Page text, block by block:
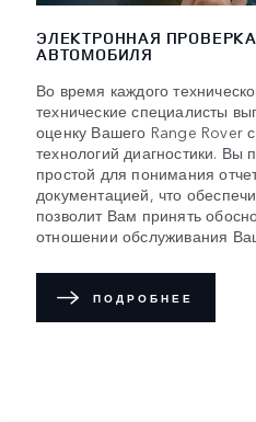
ЭЛЕКТРОННАЯ
АВТОМОБИЛЯ
Во время каждого
технические специалисты
оценку Вашего Range
технологий диагностики. Вы
простой для понимания
документацией, что
позволит Вам принять
отношении обслуживания
ПОДРОБНЕЕ